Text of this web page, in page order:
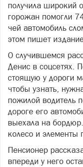
получила широкий
горожан помогли
чей автомобиль
этом пишет
О случившемся
Денис в соцсетях.
стоящую у дороги
чтобы узнать,
пожилой водитель
дороге его
выехала на
колесо и элементы
Пенсионер
впереди у него